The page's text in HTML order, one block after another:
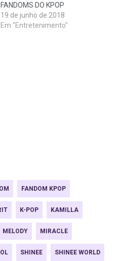
FANDOMS DO KPOP
19 de junho de 2018
Em "Entretenimento"
FANDOM KPOP
K-POP KAMILLA
MELODY MIRACLE
SHINEE SHINEE WORLD